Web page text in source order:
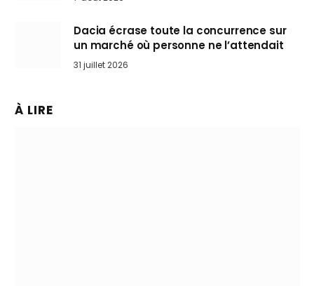
Dacia écrase toute la concurrence sur
un marché où personne ne l’attendait
31 juillet 2026
À LIRE